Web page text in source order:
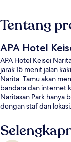
Tentang
APA Hotel
APA Hotel Keisei
jarak 15 menit jalan
Narita. Tamu akan
bandara dan internet
Naritasan Park hanya
dengan staf dan lokasi.